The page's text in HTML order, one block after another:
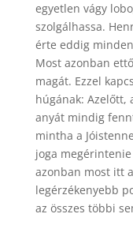
egyetlen vágy
szolgálhassa.
érte eddig
Most azonban
magát. Ezzel
húgának: Azelőtt,
anyát mindig
mintha a
joga megérintenie
azonban most itt
legérzékenyebb
az összes többi